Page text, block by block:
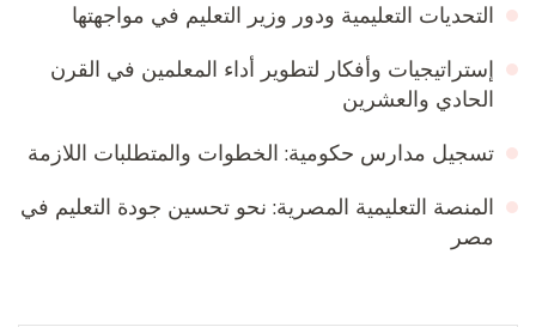
التحديات التعليمية ودور وزير التعليم في مواجهتها
إستراتيجيات وأفكار لتطوير أداء المعلمين في القرن
الحادي والعشرين
تسجيل مدارس حكومية: الخطوات والمتطلبات اللازمة
المنصة التعليمية المصرية: نحو تحسين جودة التعليم في
مصر